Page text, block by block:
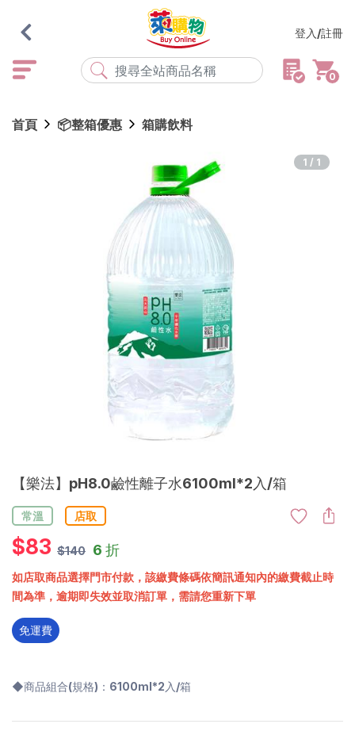
登入/註冊
0
熱門搜尋
風扇 柑心良品
劉霸
颱風
首頁 📦整箱優惠 箱購飲料
1/1
【樂法】pH8.0鹼性離子水6100ml*2入/箱
常溫 店取
$83 $140 6 折
如店取商品選擇門市付款，該繳費條碼依簡訊通知內的繳費截止時
間為準，逾期即失效並取消訂單，需請您重新下單
免運費
◆商品組合(規格)：6100ml*2入/箱